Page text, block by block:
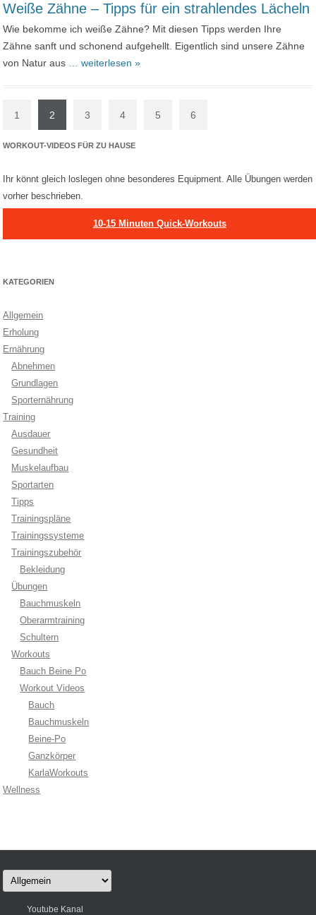
Weiße Zähne – Tipps für ein strahlendes Lächeln
Wie bekomme ich weiße Zähne? Mit diesen Tipps werden Ihre
Zähne sanft und schonend aufgehellt. Eigentlich sind unsere Zähne
von Natur aus
… weiterlesen »
1 2 3 4 5 6
WORKOUT-VIDEOS FÜR ZU HAUSE
Ihr könnt gleich loslegen ohne besonderes Equipment. Alle Übungen werden
vorher beschrieben.
10-15 Minuten Quick-Workouts
KATEGORIEN
Allgemein
Erholung
Ernährung
Abnehmen
Grundlagen
Sporternährung
Training
Ausdauer
Gesundheit
Muskelaufbau
Sportarten
Tipps
Trainingspläne
Trainingssysteme
Trainingszubehör
Bekleidung
Übungen
Bauchmuskeln
Oberarmtraining
Schultern
Workouts
Bauch Beine Po
Workout Videos
Bauch
Bauchmuskeln
Beine-Po
Ganzkörper
KarlaWorkouts
Wellness
Kategorien
Youtube Kanal